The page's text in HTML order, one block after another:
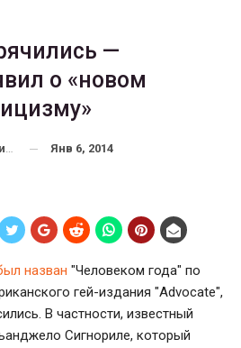
—
о «новом
Янв 6, 2014
назван "Человеком года" по
гей-издания "Advocate",
В частности, известный
Сигнориле, который